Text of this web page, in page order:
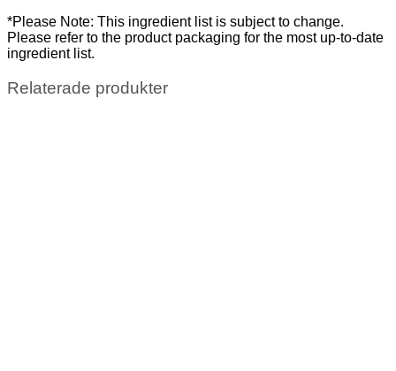
*Please Note: This ingredient list is subject to change.
Please refer to the product packaging for the most up-to-date
ingredient list.
Relaterade produkter